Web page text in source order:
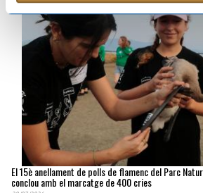
El 15è anellament de polls de flamenc del Parc
conclou amb el marcatge de 400 cries